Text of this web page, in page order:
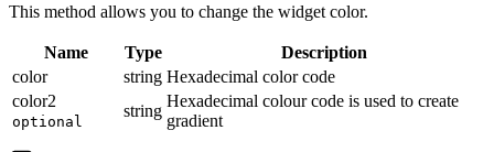
This method allows you to change the widget color.
Name Type
Description
color
string Hexadecimal color code
color2
optional
string
Hexadecimal colour code is used to create
gradient